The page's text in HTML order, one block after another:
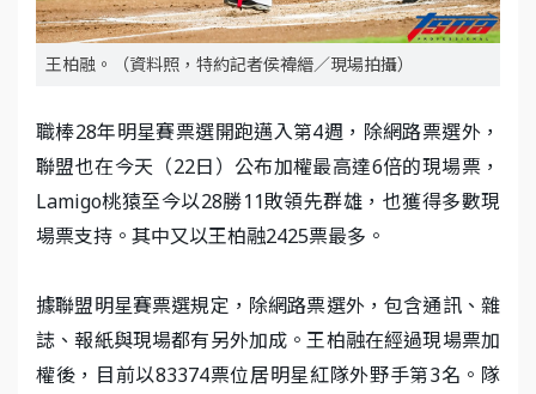
王柏融。（資料照，特約記者侯禕縉／現場拍攝）
職棒28年明星賽票選開跑邁入第4週，除網路票選外，
聯盟也在今天（22日）公布加權最高達6倍的現場票，
Lamigo桃猿至今以28勝11敗領先群雄，也獲得多數現
場票支持。其中又以王柏融2425票最多。
據聯盟明星賽票選規定，除網路票選外，包含通訊、雜
誌、報紙與現場都有另外加成。王柏融在經過現場票加
權後，目前以83374票位居明星紅隊外野手第3名。隊